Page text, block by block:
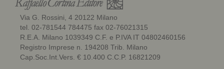
Via G. Rossini, 4 20122 Milano
tel. 02-781544 784475 fax 02-76021315
R.E.A. Milano 1039349 C.F. e P.IVA IT 04802460156
Registro Imprese n. 194208 Trib. Milano
Cap.Soc.Int.Vers. € 10.400 C.C.P. 16821209